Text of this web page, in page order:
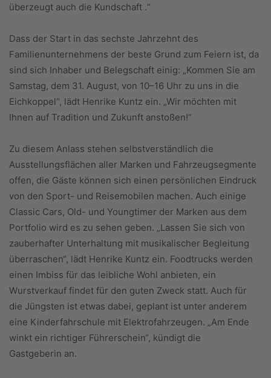
überzeugt auch die Kundschaft .“
Dass der Start in das sechste Jahrzehnt des
Familienunternehmens der beste Grund zum Feiern ist, da
sind sich Inhaber und Belegschaft einig: „Kommen Sie am
Samstag, dem 31. August, von 10–16 Uhr zu uns in die
Eichkoppel“, lädt Henrike Kuntz ein. „Wir möchten mit
Ihnen auf Tradition und Zukunft anstoßen!“
Zu diesem Anlass stehen selbstverständlich die
Ausstellungsflächen aller Marken und Fahrzeugsegmente
offen, die Gäste können sich einen persönlichen Eindruck
von den Sport- und Reisemobilen machen. Auch einige
Classic Cars, Old- und Youngtimer der Marken aus dem
Portfolio wird es zu sehen geben. „Lassen Sie sich von
zauberhafter Unterhaltung mit musikalischer Begleitung
überraschen“, lädt Henrike Kuntz ein. Foodtrucks werden
einen Imbiss für das leibliche Wohl anbieten, ein
Wurstverkauf findet für den guten Zweck statt. Auch für
die Jüngsten ist etwas dabei, geplant ist unter anderem
eine Kinderfahrschule mit Elektrofahrzeugen. „Am Ende
winkt ein richtiger Führerschein“, kündigt die
Gastgeberin an.